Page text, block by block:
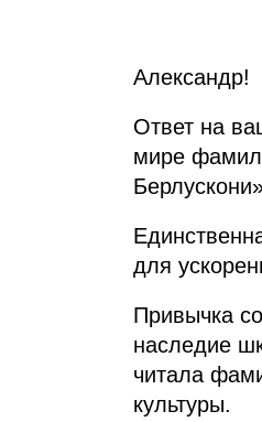
Александр!
Ответ на
мире
для
Привычка
наследие
читала
культуры.